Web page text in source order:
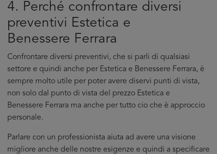
4. Perché confrontare diversi
preventivi Estetica e
Benessere Ferrara
Confrontare diversi preventivi, che si parli di qualsiasi
settore e quindi anche per Estetica e Benessere Ferrara, è
sempre molto utile per poter avere diservi punti di vista,
non solo dal punto di vista del prezzo Estetica e
Benessere Ferrara ma anche per tutto cio che è approccio
personale.
Parlare con un professionista aiuta ad avere una visione
migliore anche delle nostre esigenze e quindi a specificare